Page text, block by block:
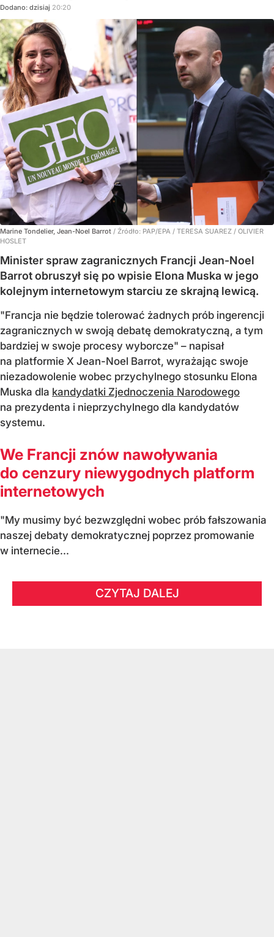
Dodano: dzisiaj 20:20
Marine Tondelier, Jean-Noel Barrot / Źródło: PAP/EPA / TERESA SUAREZ / OLIVIER
HOSLET
Minister spraw zagranicznych Francji Jean-Noel
Barrot obruszył się po wpisie Elona Muska w jego
kolejnym internetowym starciu ze skrajną lewicą.
"Francja nie będzie tolerować żadnych prób ingerencji
zagranicznych w swoją debatę demokratyczną, a tym
bardziej w swoje procesy wyborcze" – napisał
na platformie X Jean-Noel Barrot, wyrażając swoje
niezadowolenie wobec przychylnego stosunku Elona
Muska dla kandydatki Zjednoczenia Narodowego
na prezydenta i nieprzychylnego dla kandydatów
systemu.
We Francji znów nawoływania
do cenzury niewygodnych platform
internetowych
"My musimy być bezwzględni wobec prób fałszowania
naszej debaty demokratycznej poprzez promowanie
w internecie...
CZYTAJ DALEJ